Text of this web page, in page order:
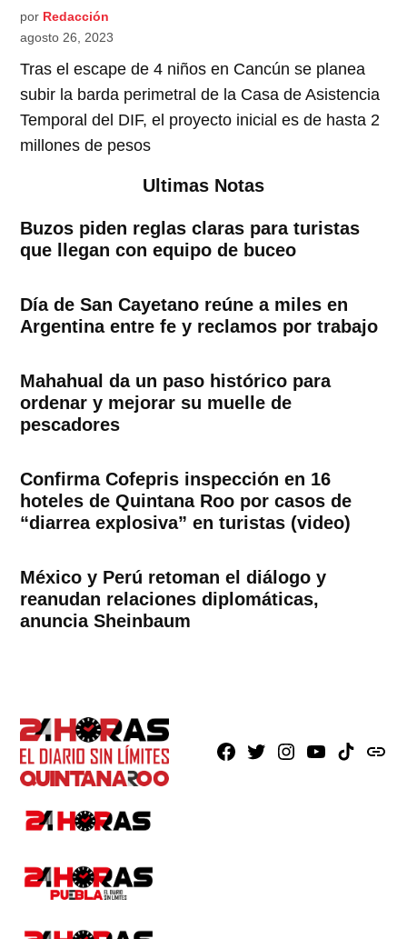
por Redacción
agosto 26, 2023
Tras el escape de 4 niños en Cancún se planea
subir la barda perimetral de la Casa de Asistencia
Temporal del DIF, el proyecto inicial es de hasta 2
millones de pesos
Ultimas Notas
Buzos piden reglas claras para turistas
que llegan con equipo de buceo
Día de San Cayetano reúne a miles en
Argentina entre fe y reclamos por trabajo
Mahahual da un paso histórico para
ordenar y mejorar su muelle de
pescadores
Confirma Cofepris inspección en 16
hoteles de Quintana Roo por casos de
“diarrea explosiva” en turistas (video)
México y Perú retoman el diálogo y
reanudan relaciones diplomáticas,
anuncia Sheinbaum
Facebook
X Instagram
YoutubeTikTokissuu